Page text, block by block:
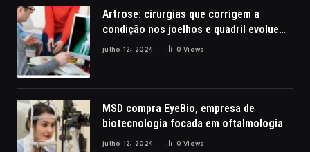
Artrose: cirurgias que corrigem a
condição nos joelhos e quadril evoluem
com a robótica
julho 12, 2024 0Views
MSD compra EyeBio, empresa de
biotecnologia focada em oftalmologia
julho 12, 2024 0Views